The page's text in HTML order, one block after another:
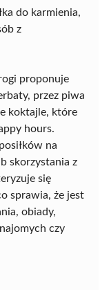
do karmienia,
z
proponuje
przez piwa
koktajle, które
hours.
na
skorzystania z
się
sprawia, że jest
obiady,
czy